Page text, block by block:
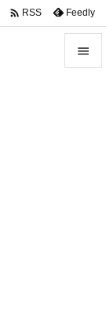

 RSS Feedly